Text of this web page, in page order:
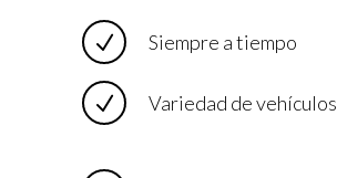
Siempre a tiempo
Variedad de vehículos